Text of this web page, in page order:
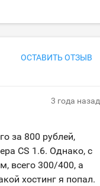
ОСТАВИТЬ ОТЗЫВ
3 года назад
за 800 рублей,
CS 1.6. Однако, с
всего 300/400, а
хостинг я попал.